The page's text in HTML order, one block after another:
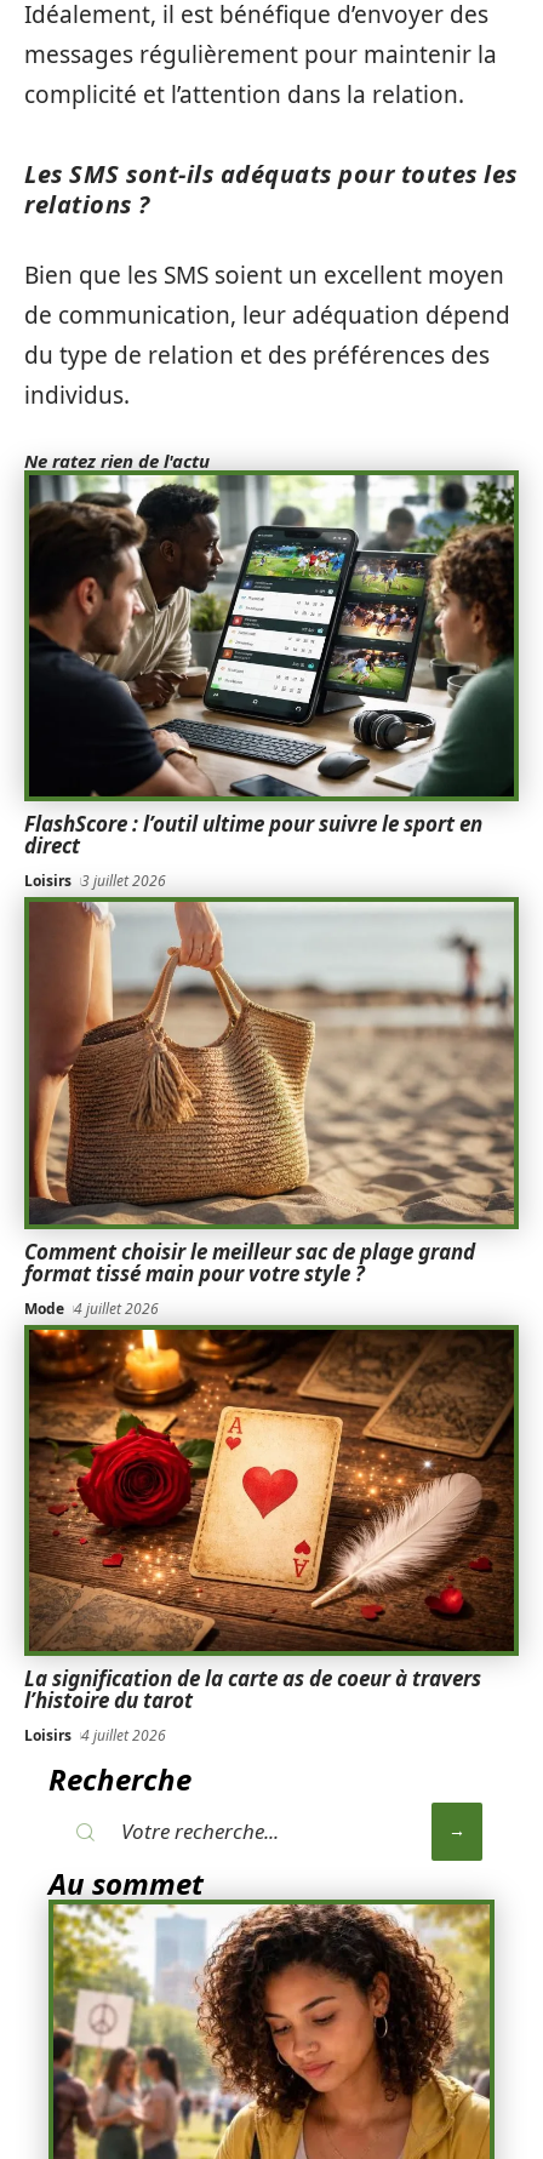
Idéalement, il est bénéfique d’envoyer des
messages régulièrement pour maintenir la
complicité et l’attention dans la relation.
Les SMS sont-ils adéquats pour toutes les
relations ?
Bien que les SMS soient un excellent moyen
de communication, leur adéquation dépend
du type de relation et des préférences des
individus.
Ne ratez rien de l'actu
FlashScore : l’outil ultime pour suivre le sport en
direct
Loisirs 3 juillet 2026
Comment choisir le meilleur sac de plage grand
format tissé main pour votre style ?
Mode 4 juillet 2026
La signification de la carte as de coeur à travers
l’histoire du tarot
Loisirs 4 juillet 2026
Recherche
Au sommet